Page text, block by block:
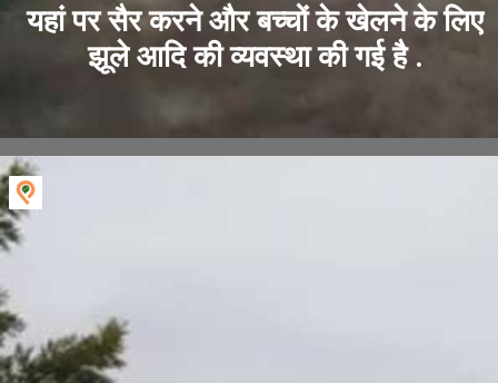
यहां पर सैर करने और बच्चों के खेलने के लिए
झूले आदि की व्यवस्था की गई है .